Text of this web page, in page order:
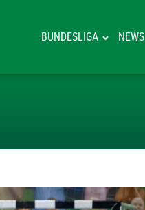
BUNDESLIGA NEWS